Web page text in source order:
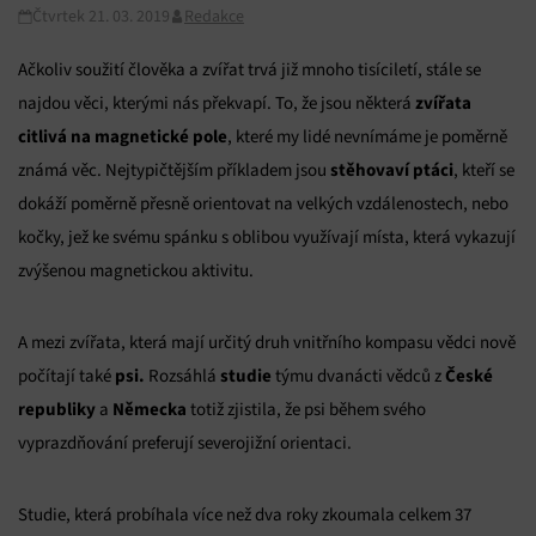
Čtvrtek 21. 03. 2019 Redakce
Ačkoliv soužití člověka a zvířat trvá již mnoho tisíciletí, stále se
najdou věci, kterými nás překvapí. To, že jsou některá zvířata
citlivá na magnetické pole, které my lidé nevnímáme je poměrně
známá věc. Nejtypičtějším příkladem jsou stěhovaví ptáci, kteří se
dokáží poměrně přesně orientovat na velkých vzdálenostech, nebo
kočky, jež ke svému spánku s oblibou využívají místa, která vykazují
zvýšenou magnetickou aktivitu.
A mezi zvířata, která mají určitý druh vnitřního kompasu vědci nově
počítají také psi. Rozsáhlá studie týmu dvanácti vědců z České
republiky a Německa totiž zjistila, že psi během svého
vyprazdňování preferují severojižní orientaci.
Studie, která probíhala více než dva roky zkoumala celkem 37